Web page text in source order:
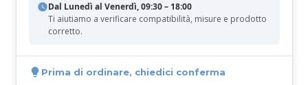
Dal Lunedì al Venerdì, 09:30 – 18:00
Ti aiutiamo a verificare compatibilità, misure e prodotto
corretto.
Prima di ordinare, chiedici conferma